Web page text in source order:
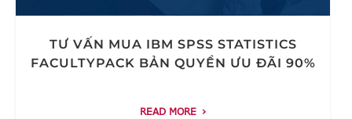
TƯ VẤN MUA IBM SPSS STATISTICS
FACULTYPACK BẢN QUYỀN ƯU ĐÃI 90%
READ MORE